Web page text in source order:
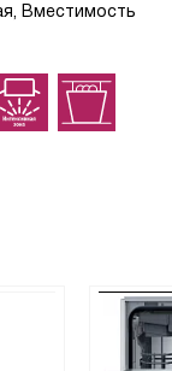
Вместимость